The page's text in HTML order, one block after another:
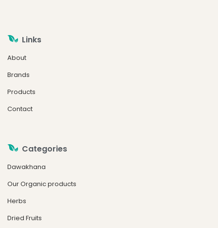
Links
About
Brands
Products
Contact
Categories
Dawakhana
Our Organic products
Herbs
Dried Fruits